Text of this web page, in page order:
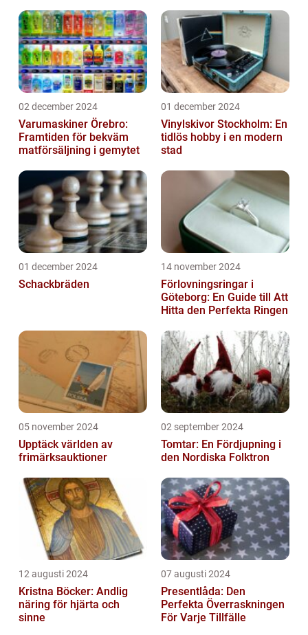
02 december 2024
Varumaskiner Örebro:
Framtiden för bekväm
matförsäljning i gemytet
01 december 2024
Vinylskivor Stockholm: En
tidlös hobby i en modern
stad
01 december 2024
Schackbräden
14 november 2024
Förlovningsringar i
Göteborg: En Guide till Att
Hitta den Perfekta Ringen
05 november 2024
Upptäck världen av
frimärksauktioner
02 september 2024
Tomtar: En Fördjupning i
den Nordiska Folktron
12 augusti 2024
Kristna Böcker: Andlig
näring för hjärta och
sinne
07 augusti 2024
Presentlåda: Den
Perfekta Överraskningen
För Varje Tillfälle